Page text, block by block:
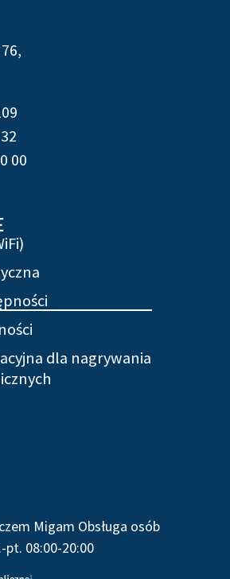
00
dla nagrywania
Migam Obsługa osób
pt. 08:00-20:00